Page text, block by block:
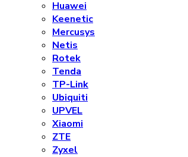
Huawei
Keenetic
Mercusys
Netis
Rotek
Tenda
TP-Link
Ubiquiti
UPVEL
Xiaomi
ZTE
Zyxel